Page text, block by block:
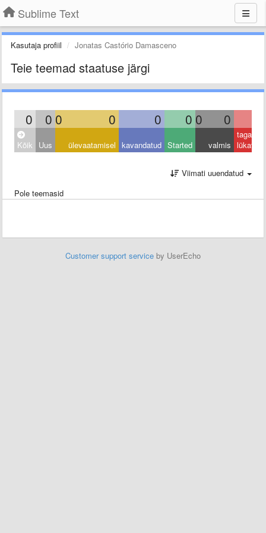
Sublime Text
Kasutaja profiil Jonatas Castório Damasceno
Teie teemad staatuse järgi
0 0 0 0 0 0 0 0
Kõik Uus ülevaatamisel kavandatud Started valmis
tagasi
lükatud
Viimati uuendatud
Pole teemasid
Customer support service by UserEcho